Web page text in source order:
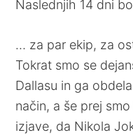
Naslednjih 14 dni
… za par ekip, za
Tokrat smo se
Dallasu in ga
način, a še prej
izjave, da Nikola